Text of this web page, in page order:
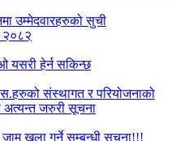
उम्मेदवारहरुको सुची
२०८२
यसरी हेर्न सकिन्छ
संस्थागत र परियोजनाको
अत्यन्त जरुरी सूचना
खुला गर्ने सम्बन्धी सुचना!!!